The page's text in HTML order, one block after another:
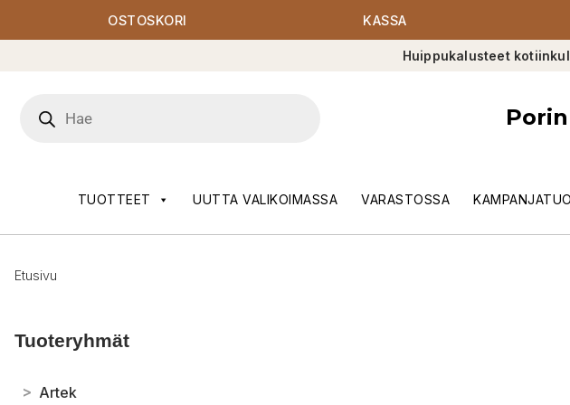
OSTOSKORI KASSA
Huippukalusteet
search
TUOTTEET UUTTA VALIKOIMASSA VARASTOSSA
Etusivu
Tuoteryhmät
> Artek